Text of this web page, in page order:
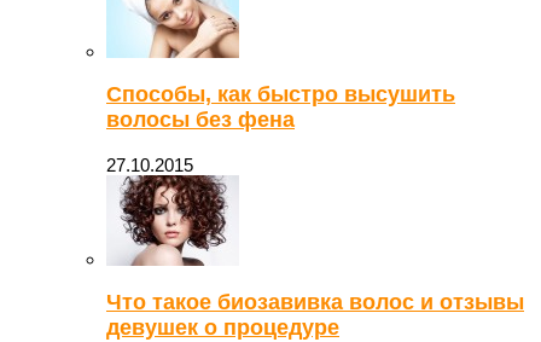
Способы, как быстро высушить
волосы без фена
27.10.2015
Что такое биозавивка волос и отзывы
девушек о процедуре